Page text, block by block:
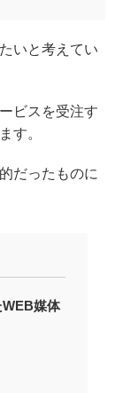
いと考えてい
ビスを受注す
す。
だったものに
WEB媒体